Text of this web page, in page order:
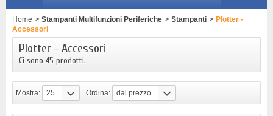
Home > Stampanti Multifunzioni Periferiche > Stampanti > Plotter -
Accessori
Plotter - Accessori
Ci sono 45 prodotti.
Mostra: 25 Ordina:
dal prezzo